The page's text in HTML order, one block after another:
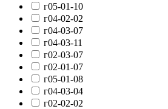
г05-01-10
г04-02-02
г04-03-07
г04-03-11
г02-03-07
г02-01-07
г05-01-08
г04-03-04
г02-02-02